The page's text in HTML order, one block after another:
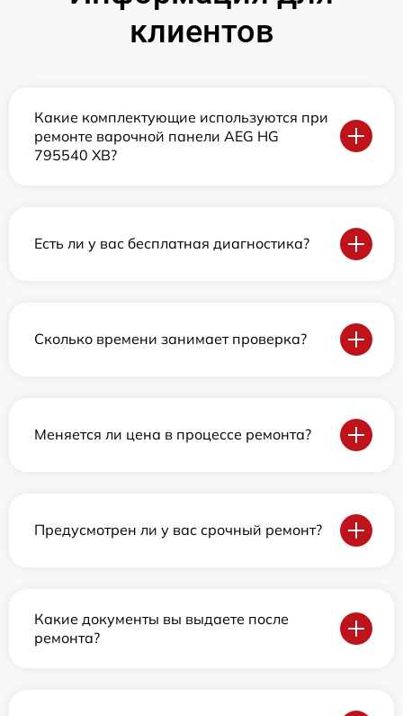
клиентов
Какие комплектующие используются при
ремонте варочной панели AEG HG
795540 XB?
Есть ли у вас бесплатная диагностика?
Сколько времени занимает проверка?
Меняется ли цена в процессе ремонта?
Предусмотрен ли у вас срочный ремонт?
Какие документы вы выдаете после
ремонта?